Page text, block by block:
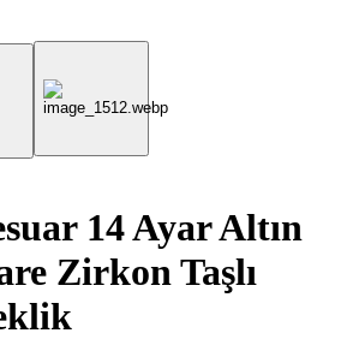
14 Ayar Altın
Zirkon Taşlı